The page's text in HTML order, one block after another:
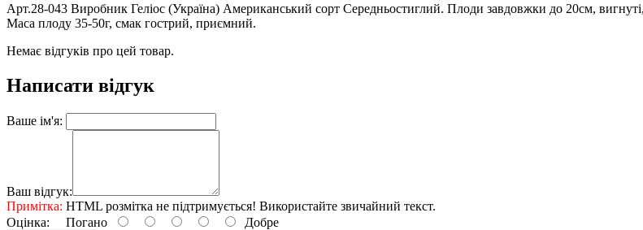
Арт.28-043 Виробник Геліос (Україна) Американський сорт Середньостиглий. Плоди завдовжки до 20см,
Маса плоду 35-50г, смак гострий, приємний.
Немає відгуків про цей товар.
Написати відгук
Ваше ім'я:
Ваш відгук:
Примітка: HTML розмітка не підтримується! Використайте звичайний текст.
Оцінка: Погано Добре